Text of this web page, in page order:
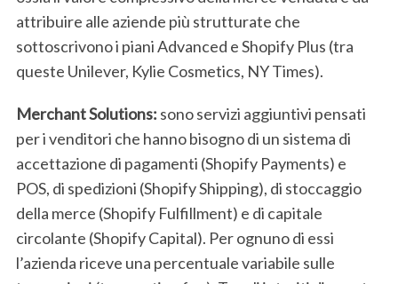
attribuire alle aziende più strutturate che
sottoscrivono i piani Advanced e Shopify Plus (tra
queste Unilever, Kylie Cosmetics, NY Times).
Merchant Solutions: sono servizi aggiuntivi pensati
per i venditori che hanno bisogno di un sistema di
accettazione di pagamenti (Shopify Payments) e
POS, di spedizioni (Shopify Shipping), di stoccaggio
della merce (Shopify Fulfillment) e di capitale
circolante (Shopify Capital). Per ognuno di essi
l’azienda riceve una percentuale variabile sulle
e
a
r
c
f
o
r